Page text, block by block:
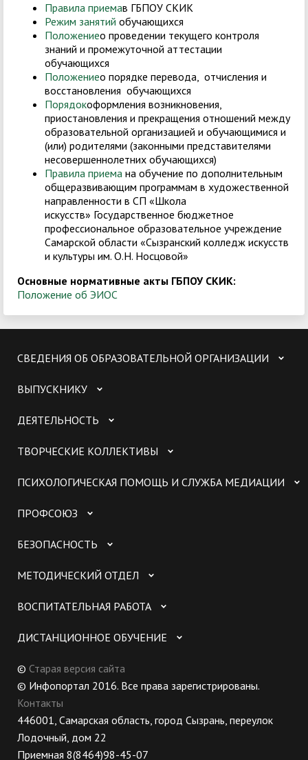
Правила приемав ГБПОУ СКИК
Режим занятий обучающихся
Положениео проведении текущего контроля
знаний и промежуточной аттестации
обучающихся
Положениео порядке перевода, отчисления и
восстановления обучающихся
Порядокоформления возникновения,
приостановления и прекращения отношений между
образовательной организацией и обучающимися и
(или) родителями (законными представителями
несовершеннолетних обучающихся)
Правила приема на обучение по дополнительным
общеразвивающим программам в художественной
направленности в СП «Школа
искусств» Государственное бюджетное
профессиональное образовательное учреждение
Самарской области «Сызранский колледж искусств
и культуры им. О.Н. Носцовой»
Основные нормативные акты ГБПОУ СКИК:
Положение об ЭИОС
СВЕДЕНИЯ ОБ ОБРАЗОВАТЕЛЬНОЙ ОРГАНИЗАЦИИ
ВЫПУСКНИКУ
ДЕЯТЕЛЬНОСТЬ
ТВОРЧЕСКИЕ КОЛЛЕКТИВЫ
ПСИХОЛОГИЧЕСКАЯ ПОМОЩЬ И СЛУЖБА МЕДИАЦИИ
ПРОФСОЮЗ
БЕЗОПАСНОСТЬ
МЕТОДИЧЕСКИЙ ОТДЕЛ
ВОСПИТАТЕЛЬНАЯ РАБОТА
ДИСТАНЦИОННОЕ ОБУЧЕНИЕ
© Старая версия сайта
© Инфопортал 2016. Все права зарегистрированы.
Контакты
446001, Самарская область, город Сызрань, переулок
Лодочный, дом 22
Приемная 8(8464)98-45-07